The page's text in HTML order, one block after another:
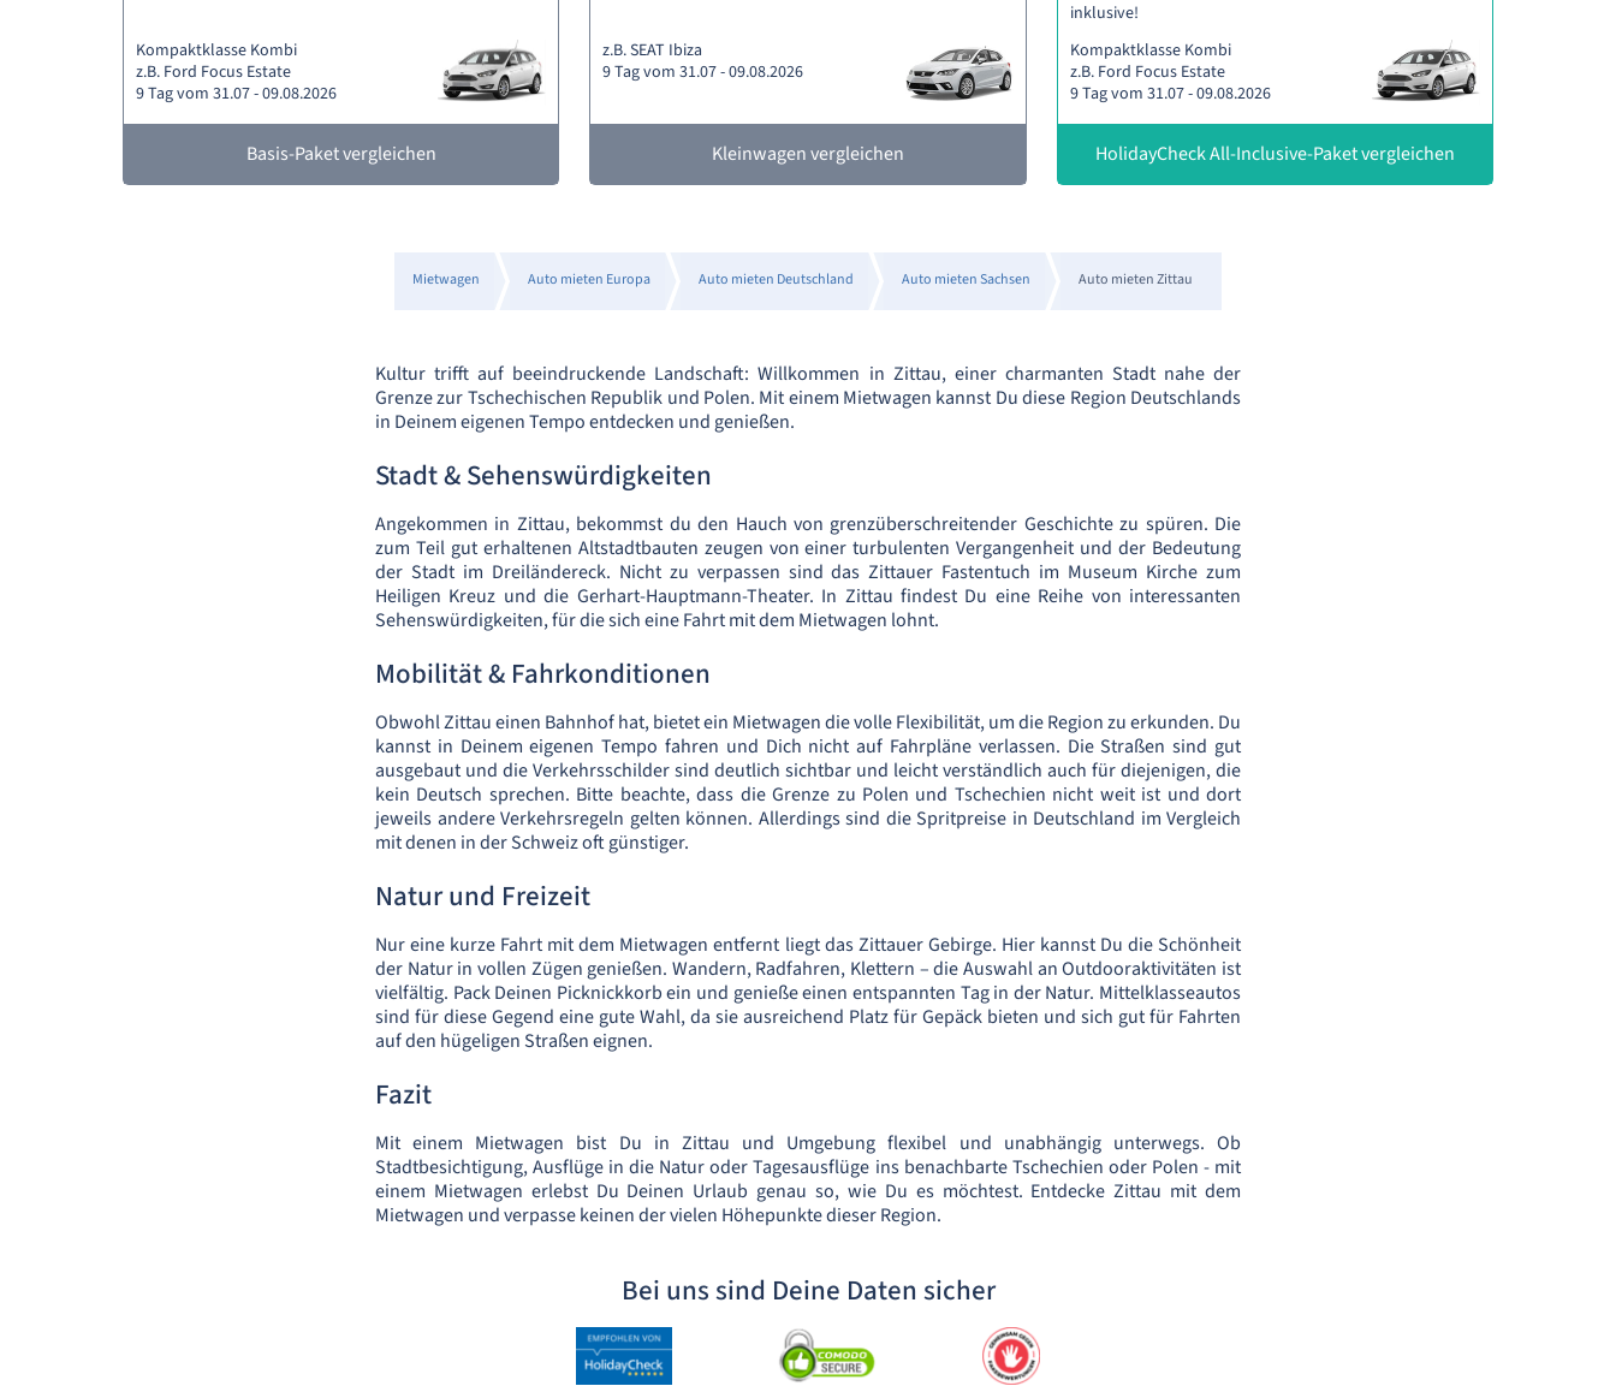
Kompaktklasse Kombi
z.B. Ford Focus Estate
9 Tag vom 31.07 - 09.08.2026
Basis-Paket vergleichen
z.B. SEAT Ibiza
9 Tag vom 31.07 - 09.08.2026
Kleinwagen vergleichen
inklusive!
Kompaktklasse Kombi
z.B. Ford Focus Estate
9 Tag vom 31.07 - 09.08.2026
HolidayCheck All-Inclusive-Paket vergleichen
Mietwagen Auto mieten Europa Auto mieten Deutschland Auto mieten Sachsen Auto mieten Zittau
Kultur trifft auf beeindruckende Landschaft: Willkommen in Zittau, einer charmanten Stadt nahe der
Grenze zur Tschechischen Republik und Polen. Mit einem Mietwagen kannst Du diese Region Deutschlands
in Deinem eigenen Tempo entdecken und genießen.
Stadt & Sehenswürdigkeiten
Angekommen in Zittau, bekommst du den Hauch von grenzüberschreitender Geschichte zu spüren. Die
zum Teil gut erhaltenen Altstadtbauten zeugen von einer turbulenten Vergangenheit und der Bedeutung
der Stadt im Dreiländereck. Nicht zu verpassen sind das Zittauer Fastentuch im Museum Kirche zum
Heiligen Kreuz und die Gerhart-Hauptmann-Theater. In Zittau findest Du eine Reihe von interessanten
Sehenswürdigkeiten, für die sich eine Fahrt mit dem Mietwagen lohnt.
Mobilität & Fahrkonditionen
Obwohl Zittau einen Bahnhof hat, bietet ein Mietwagen die volle Flexibilität, um die Region zu erkunden. Du
kannst in Deinem eigenen Tempo fahren und Dich nicht auf Fahrpläne verlassen. Die Straßen sind gut
ausgebaut und die Verkehrsschilder sind deutlich sichtbar und leicht verständlich auch für diejenigen, die
kein Deutsch sprechen. Bitte beachte, dass die Grenze zu Polen und Tschechien nicht weit ist und dort
jeweils andere Verkehrsregeln gelten können. Allerdings sind die Spritpreise in Deutschland im Vergleich
mit denen in der Schweiz oft günstiger.
Natur und Freizeit
Nur eine kurze Fahrt mit dem Mietwagen entfernt liegt das Zittauer Gebirge. Hier kannst Du die Schönheit
der Natur in vollen Zügen genießen. Wandern, Radfahren, Klettern – die Auswahl an Outdooraktivitäten ist
vielfältig. Pack Deinen Picknickkorb ein und genieße einen entspannten Tag in der Natur. Mittelklasseautos
sind für diese Gegend eine gute Wahl, da sie ausreichend Platz für Gepäck bieten und sich gut für Fahrten
auf den hügeligen Straßen eignen.
Fazit
Mit einem Mietwagen bist Du in Zittau und Umgebung flexibel und unabhängig unterwegs. Ob
Stadtbesichtigung, Ausflüge in die Natur oder Tagesausflüge ins benachbarte Tschechien oder Polen - mit
einem Mietwagen erlebst Du Deinen Urlaub genau so, wie Du es möchtest. Entdecke Zittau mit dem
Mietwagen und verpasse keinen der vielen Höhepunkte dieser Region.
Bei uns sind Deine Daten sicher